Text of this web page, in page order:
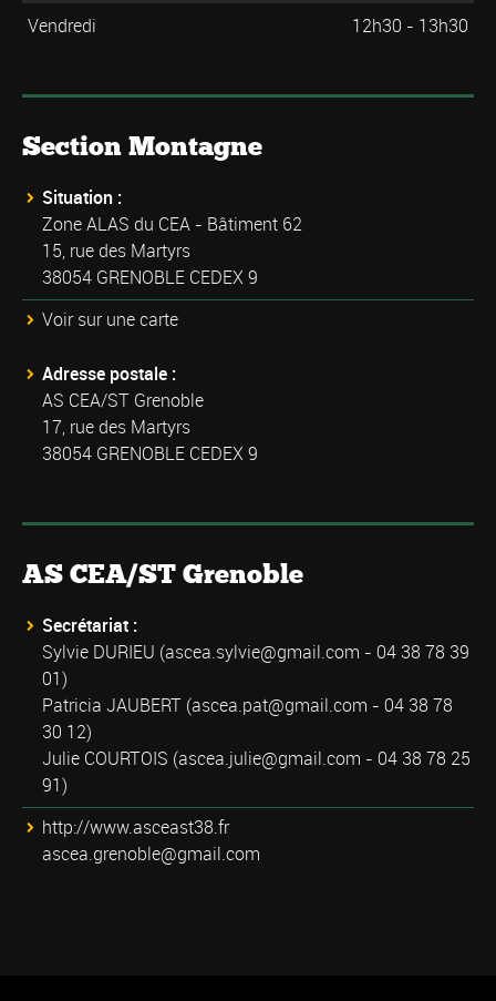
Vendredi
12h30 - 13h30
Section Montagne
Situation :
Zone ALAS du CEA - Bâtiment 62
15, rue des Martyrs
38054 GRENOBLE CEDEX 9
Voir sur une carte
Adresse postale :
AS CEA/ST Grenoble
17, rue des Martyrs
38054 GRENOBLE CEDEX 9
AS CEA/ST Grenoble
Secrétariat :
Sylvie DURIEU (ascea.sylvie@gmail.com - 04 38 78 39
01)
Patricia JAUBERT (ascea.pat@gmail.com - 04 38 78
30 12)
Julie COURTOIS (ascea.julie@gmail.com - 04 38 78 25
91)
http://www.asceast38.fr
ascea.grenoble@gmail.com